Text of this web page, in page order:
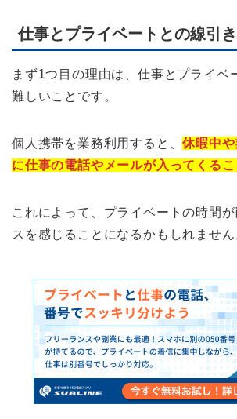
仕事とプライベートとの線引
まず1つ目の理由は、仕事とプライベ
難しいことです。
個人携帯を業務利用すると、休暇中
に仕事の電話やメールが入ってくるこ
これによって、プライベートの時間
スを感じることになるかもしれません